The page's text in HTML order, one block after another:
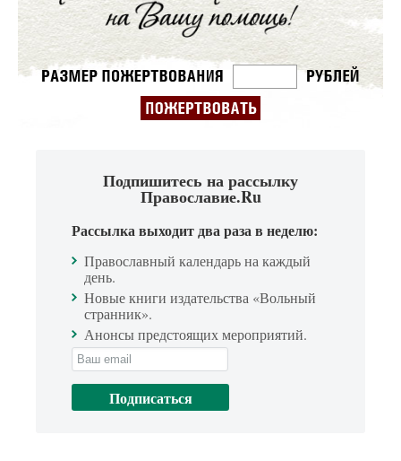
Подпишитесь на рассылку
Православие.Ru
Рассылка выходит два раза в неделю:
Православный календарь на каждый
день.
Новые книги издательства «Вольный
странник».
Анонсы предстоящих мероприятий.